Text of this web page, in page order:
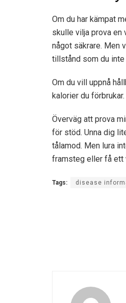
Om du har kämpat
skulle vilja prova en
något säkrare. Men
tillstånd som du
Om du vill uppnå
kalorier du förbrukar.
Överväg att prova
för stöd. Unna dig
tålamod. Men lura
framsteg eller få ett
Tags: disease